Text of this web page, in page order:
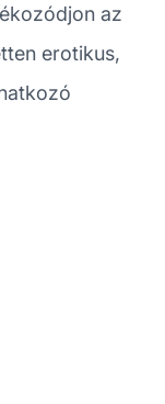
az
erotikus,